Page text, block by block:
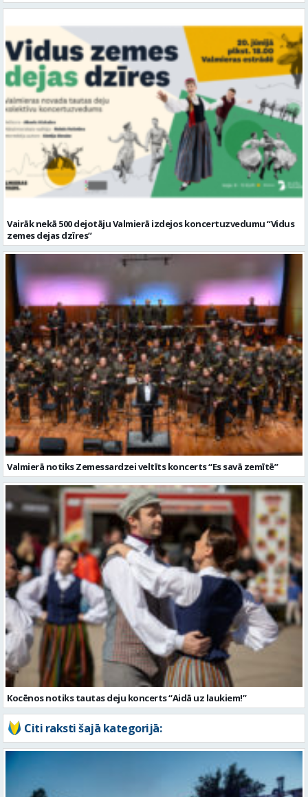
Vairāk nekā 500 dejotāju Valmierā izdejos koncertuzvedumu “Vidus
zemes dejas dzīres”
Valmierā notiks Zemessardzei veltīts koncerts “Es savā zemītē”
Kocēnos notiks tautas deju koncerts “Aidā uz laukiem!”
Citi raksti šajā kategorijā: